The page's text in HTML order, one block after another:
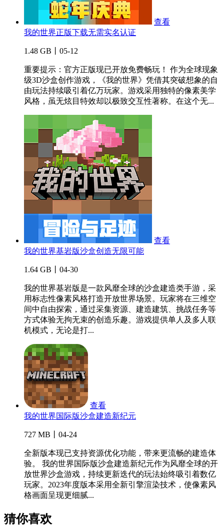
查看
我的世界正版下载无需实名认证
1.48 GB丨05-12
重要提示：官方正版现已开放免费畅玩！ 作为全球现象
级3D沙盒创作游戏，《我的世界》凭借其突破想象的自
由玩法持续吸引着亿万玩家。游戏采用独特的像素美学
风格，虽无炫目特效却以极致交互性著称。在这个无...
查看
我的世界基岩版沙盒创造无限可能
1.64 GB丨04-30
我的世界基岩版是一款风靡全球的沙盒建造类手游，采
用标志性像素风格打造开放世界场景。玩家将在三维空
间中自由探索，通过采集资源、建造建筑、挑战任务等
方式体验无拘无束的创造乐趣。游戏提供单人及多人联
机模式，无论是打...
查看
我的世界国际版沙盒建造新纪元
727 MB丨04-24
全新版本现已支持资源优化功能，带来更流畅的建造体
验。 我的世界国际版沙盒建造新纪元作为风靡全球的开
放世界沙盒游戏，持续更新迭代的玩法始终吸引着数亿
玩家。2023年度版本采用全新引擎渲染技术，使像素风
格画面呈现更细腻...
猜你喜欢